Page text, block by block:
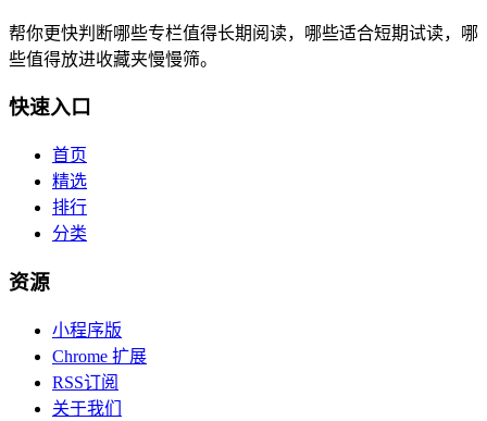
帮你更快判断哪些专栏值得长期阅读，哪些适合短期试读，哪
些值得放进收藏夹慢慢筛。
快速入口
首页
精选
排行
分类
资源
小程序版
Chrome 扩展
RSS订阅
关于我们